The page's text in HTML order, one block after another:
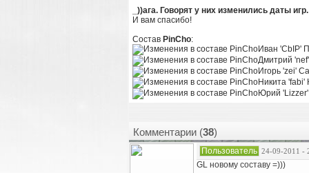
_))ага. Говорят у них изменились даты
И вам спасибо!
Состав PinCho:
Иван 'CbIP'
Дмитрий
Игорь 'zei'
Никита 'fabi'
Юрий
Комментарии (38)
Пользователь 24-09-2011 -
GL новому составу =)))